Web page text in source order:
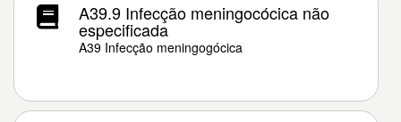
A39.9 Infecção meningocócica não
especificada
A39 Infecção meningogócica